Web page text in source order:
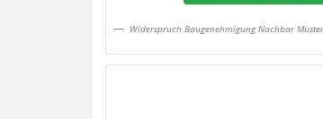
Widerspruch Baugenehmigung Nachbar